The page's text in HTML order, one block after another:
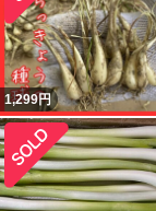
1,299円